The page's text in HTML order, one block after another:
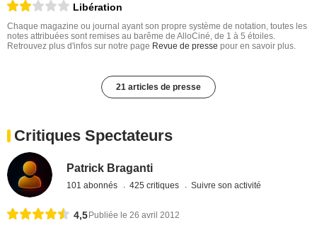
Libération
Chaque magazine ou journal ayant son propre système de notation, toutes les
notes attribuées sont remises au barême de AlloCiné, de 1 à 5 étoiles.
Retrouvez plus d'infos sur notre page Revue de presse pour en savoir plus.
21 articles de presse
Critiques Spectateurs
Patrick Braganti
101 abonnés 425 critiques Suivre son activité
4,5Publiée le 26 avril 2012